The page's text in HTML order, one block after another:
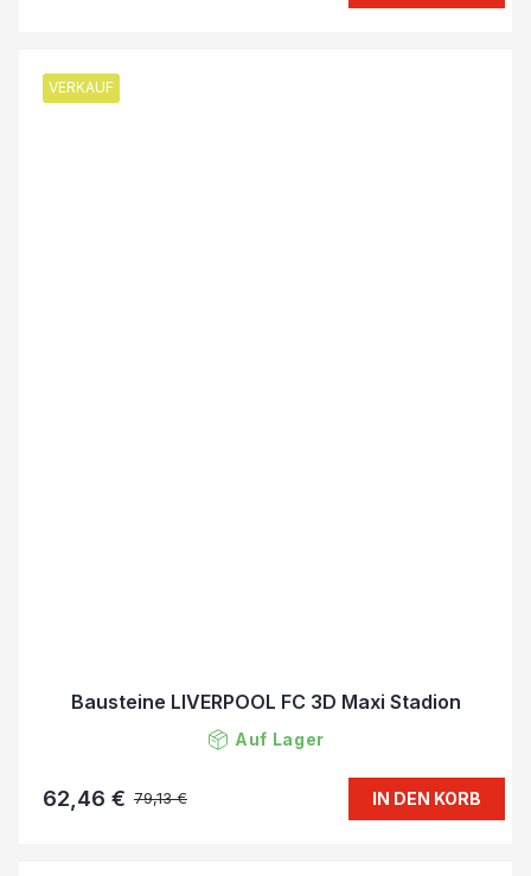
VERKAUF
Bausteine LIVERPOOL FC 3D Maxi Stadion
Auf Lager
79,13 €
62,46 € IN DEN KORB